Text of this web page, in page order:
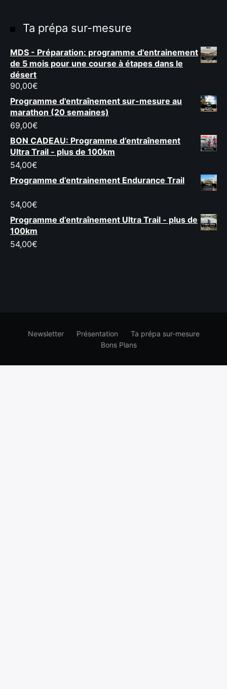
Ta prépa sur-mesure
MDS - Préparation: programme d'entrainement
de 5 mois pour une course à étapes dans le
désert
90,00€
Programme d'entraînement sur-mesure au
marathon (20 semaines)
69,00€
BON CADEAU: Programme d’entraînement
Ultra Trail - plus de 100km
54,00€
Programme d’entrainement Endurance Trail
54,00€
Programme d’entraînement Ultra Trail - plus de
100km
54,00€
Newsletter Présentation
Ta prépa sur-mesure
Bons Plans